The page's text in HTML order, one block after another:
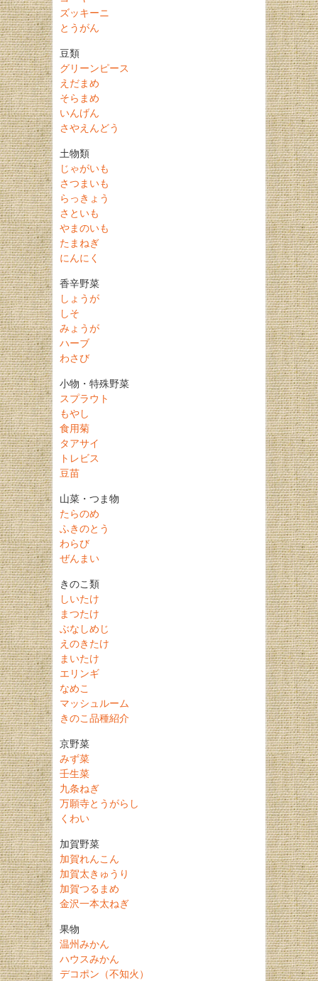
ズッキーニ
とうがん
豆類
グリーンピース
えだまめ
そらまめ
いんげん
さやえんどう
土物類
じゃがいも
さつまいも
らっきょう
さといも
やまのいも
たまねぎ
にんにく
香辛野菜
しょうが
しそ
みょうが
ハーブ
わさび
小物・特殊野菜
スプラウト
もやし
食用菊
タアサイ
トレビス
豆苗
山菜・つま物
たらのめ
ふきのとう
わらび
ぜんまい
きのこ類
しいたけ
まつたけ
ぶなしめじ
えのきたけ
まいたけ
エリンギ
なめこ
マッシュルーム
きのこ品種紹介
京野菜
みず菜
壬生菜
九条ねぎ
万願寺とうがらし
くわい
加賀野菜
加賀れんこん
加賀太きゅうり
加賀つるまめ
金沢一本太ねぎ
果物
温州みかん
ハウスみかん
デコポン（不知火）